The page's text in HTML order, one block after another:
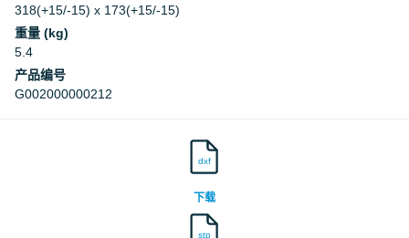
Underwriters Laboratories Inc.
Underwriters Laboratories Inc.
318(+15/-15) x 173(+15/-15)
重量 (kg)
5.4
产品编号
G002000000212
dxf
下载
stp